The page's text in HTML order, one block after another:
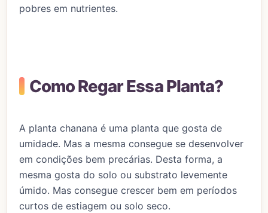
pobres em nutrientes.
Como Regar Essa Planta?
A planta chanana é uma planta que gosta de
umidade. Mas a mesma consegue se desenvolver
em condições bem precárias. Desta forma, a
mesma gosta do solo ou substrato levemente
úmido. Mas consegue crescer bem em períodos
curtos de estiagem ou solo seco.